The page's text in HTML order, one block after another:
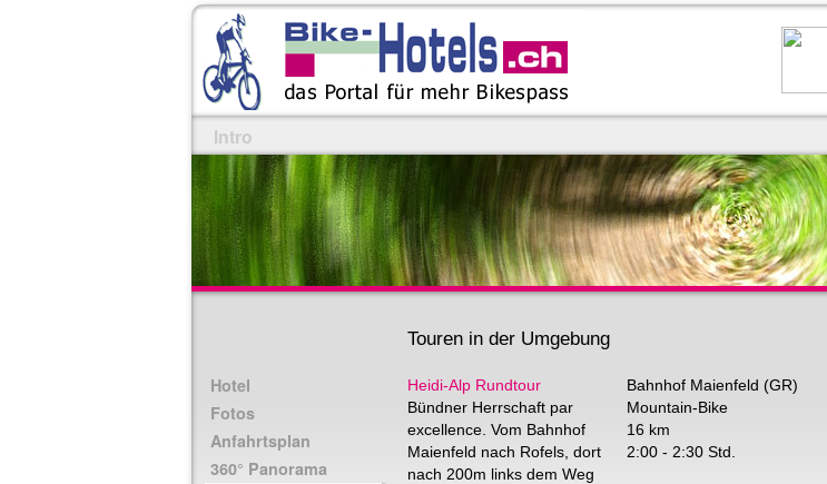
Intro
Hotel
Fotos
Anfahrtsplan
360° Panorama
Touren in der Umgebung
Heidi-Alp Rundtour
Bündner Herrschaft par
excellence. Vom Bahnhof
Maienfeld nach Rofels, dort
nach 200m links dem Weg
Bahnhof Maienfeld (GR)
Mountain-Bike
16 km
2:00 - 2:30 Std.